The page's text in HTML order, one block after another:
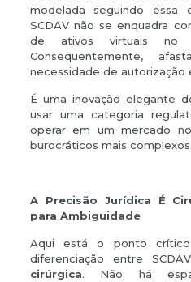
modelada seguindo essa
SCDAV não se enquadra
de ativos virtuais no
Consequentemente,
necessidade de autorização
É uma inovação elegante
usar uma categoria
operar em um mercado
burocráticos mais complexos.
A Precisão Jurídica É
para Ambiguidade
Aqui está o ponto
diferenciação entre
cirúrgica. Não há